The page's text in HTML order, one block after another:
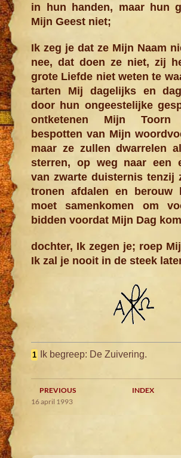
in hun handen, maar hun
Mijn Geest niet;
Ik zeg je dat ze Mijn Naam
nee, dat doen ze niet, zij
grote Liefde niet weten te
tarten Mij dagelijks en
door hun ongeestelijke
ontketenen Mijn
bespotten van Mijn
maar ze zullen dwarrelen
sterren, op weg naar een
van zwarte duisternis tenzij
tronen afdalen en berouw
moet samenkomen om
bidden voordat Mijn Dag
dochter, Ik zegen je; roep
Ik zal je nooit in de steek
1 Ik begreep: De Zuivering.
PREVIOUS INDEX
16 april 1993